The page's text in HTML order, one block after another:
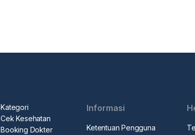
Kategori
Cek Kesehatan
Booking Dokter
Informasi
Ketentuan Pengguna